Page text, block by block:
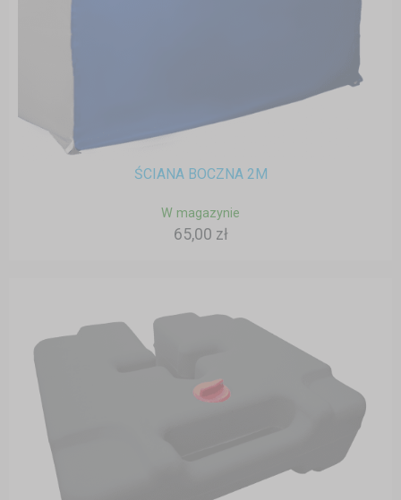
ŚCIANA BOCZNA 2M
W magazynie
65,00 zł